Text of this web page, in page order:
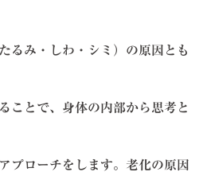
るみ・しわ・シミ）の原因とも
ことで、身体の内部から思考と
プローチをします。老化の原因